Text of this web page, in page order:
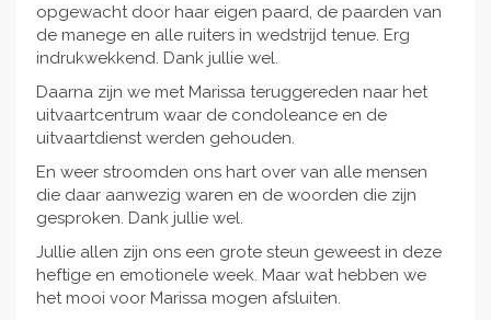
opgewacht door haar eigen paard, de paarden van
de manege en alle ruiters in wedstrijd tenue. Erg
indrukwekkend. Dank jullie wel.
Daarna zijn we met Marissa teruggereden naar het
uitvaartcentrum waar de condoleance en de
uitvaartdienst werden gehouden.
En weer stroomden ons hart over van alle mensen
die daar aanwezig waren en de woorden die zijn
gesproken. Dank jullie wel.
Jullie allen zijn ons een grote steun geweest in deze
heftige en emotionele week. Maar wat hebben we
het mooi voor Marissa mogen afsluiten.